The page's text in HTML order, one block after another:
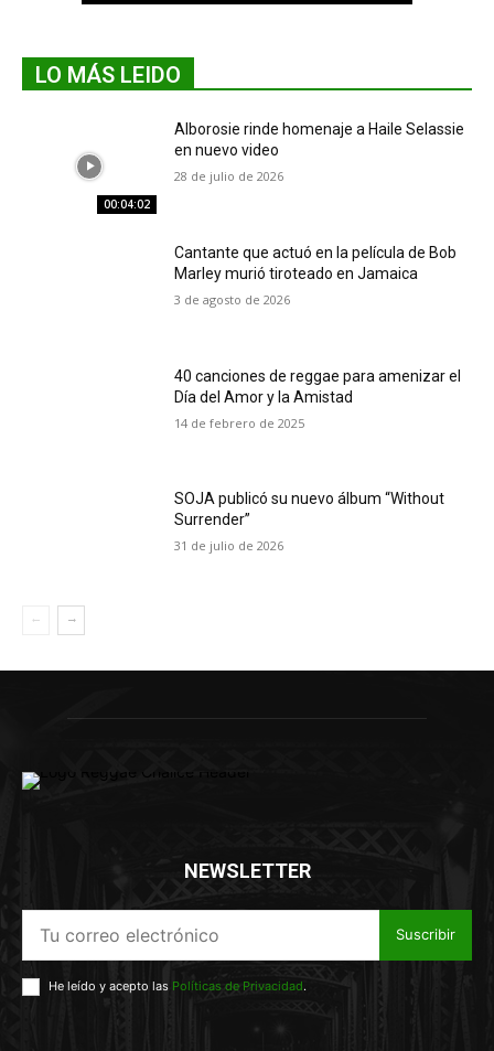
LO MÁS LEIDO
00:04:02
Alborosie rinde homenaje a Haile Selassie
en nuevo video
28 de julio de 2026
Cantante que actuó en la película de Bob
Marley murió tiroteado en Jamaica
3 de agosto de 2026
40 canciones de reggae para amenizar el
Día del Amor y la Amistad
14 de febrero de 2025
SOJA publicó su nuevo álbum “Without
Surrender”
31 de julio de 2026
NEWSLETTER
Suscribir
He leído y acepto las Políticas de Privacidad.